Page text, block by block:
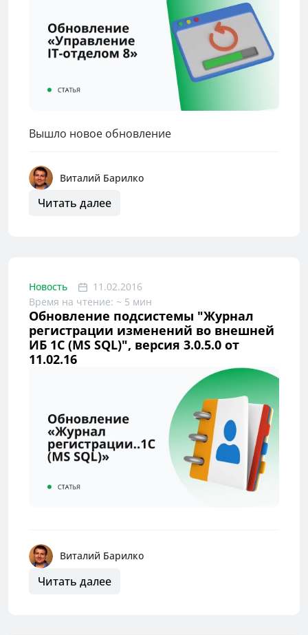
Вышло новое обновление
Виталий Барилко
Читать далее
Новость
11.02.2016
Время на чтение: ~ 5 мин
Обновление подсистемы "Журнал
регистрации изменений во внешней
ИБ 1С (MS SQL)", версия 3.0.5.0 от
11.02.16
Виталий Барилко
Читать далее